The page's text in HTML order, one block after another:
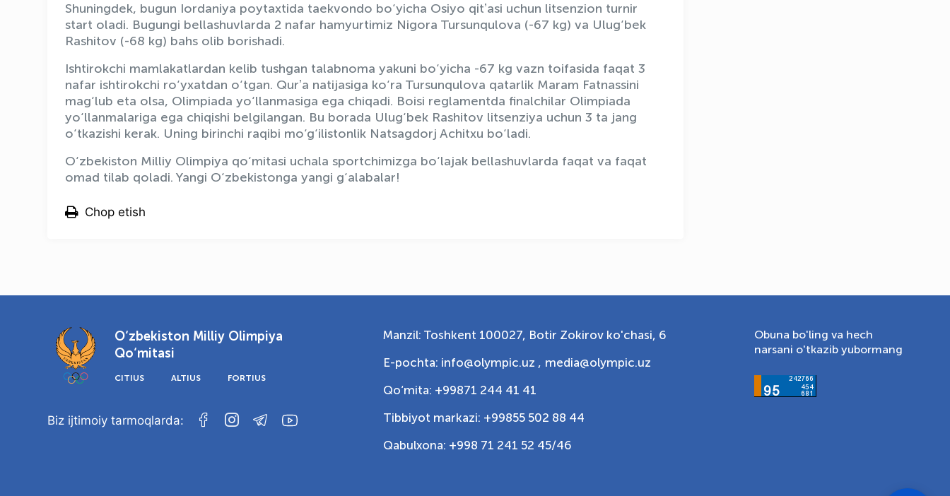
Shuningdek, bugun Iordaniya poytaxtida taekvondo bo‘yicha Osiyo qitʼasi uchun litsenzion turnir
start oladi. Bugungi bellashuvlarda 2 nafar hamyurtimiz Nigora Tursunqulova (-67 kg) va Ulug‘bek
Rashitov (-68 kg) bahs olib borishadi.
Ishtirokchi mamlakatlardan kelib tushgan talabnoma yakuni bo‘yicha -67 kg vazn toifasida faqat 3
nafar ishtirokchi ro‘yxatdan o‘tgan. Qurʼa natijasiga ko‘ra Tursunqulova qatarlik Maram Fatnassini
mag‘lub eta olsa, Olimpiada yo‘llanmasiga ega chiqadi. Boisi reglamentda finalchilar Olimpiada
yo‘llanmalariga ega chiqishi belgilangan. Bu borada Ulug‘bek Rashitov litsenziya uchun 3 ta jang
o‘tkazishi kerak. Uning birinchi raqibi mo‘g‘ilistonlik Natsagdorj Achitxu bo‘ladi.
O‘zbekiston Milliy Olimpiya qo‘mitasi uchala sportchimizga bo‘lajak bellashuvlarda faqat va faqat
omad tilab qoladi. Yangi O‘zbekistonga yangi g‘alabalar!
Chop etish
O‘zbekiston Milliy Olimpiya
Qo‘mitasi
CITIUS ALTIUS FORTIUS
Biz ijtimoiy tarmoqlarda:
Manzil: Toshkent 100027, Botir Zokirov ko'chasi, 6
E-pochta: info@olympic.uz , media@olympic.uz
Qo‘mita: +99871 244 41 41
Tibbiyot markazi: +99855 502 88 44
Qabulxona: +998 71 241 52 45/46
Obuna bo'ling va hech
narsani o'tkazib yubormang